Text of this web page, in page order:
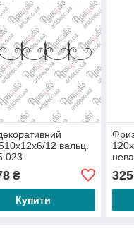
12 вальц.
₴
Купити